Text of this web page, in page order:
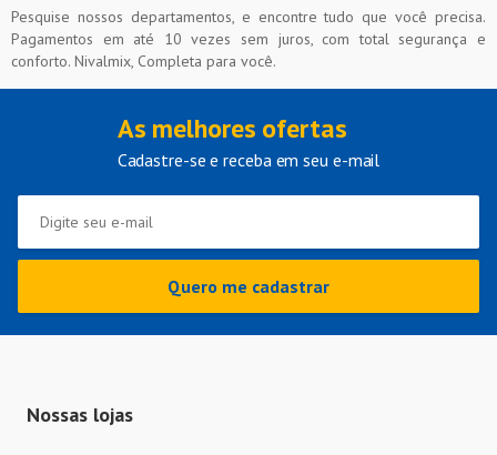
Pesquise nossos departamentos, e encontre tudo que você precisa.
Pagamentos em até 10 vezes sem juros, com total segurança e
conforto. Nivalmix, Completa para você.
As melhores ofertas
Cadastre-se e receba em seu e-mail
Quero me cadastrar
Nossas lojas